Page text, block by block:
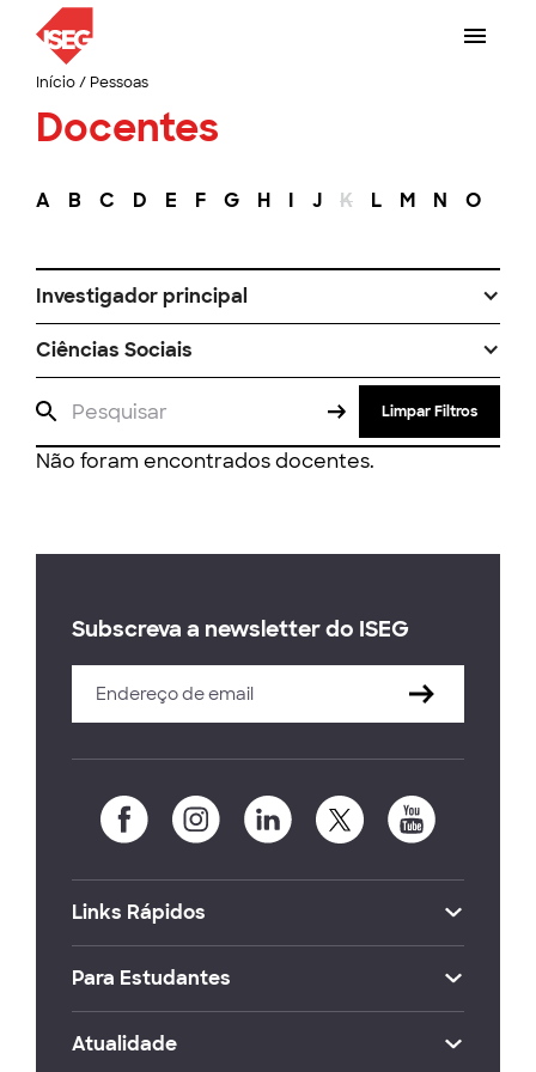
Início/ Pessoas
Docentes
A B C D E F G H I J K L M N O
Investigador principal
Ciências Sociais
Limpar Filtros
Não foram encontrados docentes.
Subscreva a newsletter do ISEG
Links Rápidos
Para Estudantes
Atualidade